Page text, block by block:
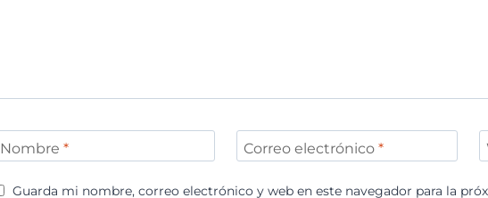
Nombre * Correo electrónico *
Guarda mi nombre, correo electrónico y web en este navegador para la